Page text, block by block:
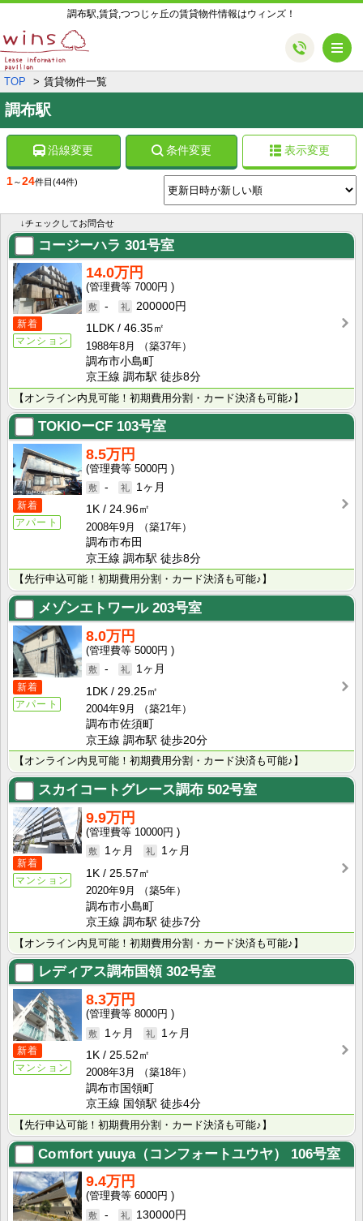
調布駅,賃貸,つつじヶ丘の賃貸物件情報はウィンズ！
TOP 賃貸物件一覧
調布駅
沿線変更 条件変更 表示変更
1～24件目 (44件)
↓チェックしてお問合せ
コージーハラ 301号室
新着
マンション
14.0万円
7000円
-
200000円
1LDK
46.35㎡
1988年8月
（築37年）
調布市小島町
京王線 調布駅 徒歩8分
【オンライン内見可能！初期費用分割・カード決済も可能♪】
TOKIOーCF 103号室
新着
アパート
8.5万円
5000円
-
1ヶ月
1K
24.96㎡
2008年9月
（築17年）
調布市布田
京王線 調布駅 徒歩8分
【先行申込可能！初期費用分割・カード決済も可能♪】
メゾンエトワール 203号室
新着
アパート
8.0万円
5000円
-
1ヶ月
1DK
29.25㎡
2004年9月
（築21年）
調布市佐須町
京王線 調布駅 徒歩20分
【オンライン内見可能！初期費用分割・カード決済も可能♪】
スカイコートグレース調布 502号室
新着
マンション
9.9万円
10000円
1ヶ月
1ヶ月
1K
25.57㎡
2020年9月
（築5年）
調布市小島町
京王線 調布駅 徒歩7分
【オンライン内見可能！初期費用分割・カード決済も可能♪】
レディアス調布国領 302号室
新着
マンション
8.3万円
8000円
1ヶ月
1ヶ月
1K
25.52㎡
2008年3月
（築18年）
調布市国領町
京王線 国領駅 徒歩4分
【先行申込可能！初期費用分割・カード決済も可能♪】
Coｍfort yuuya（コンフォートユウヤ） 106号室
9.4万円
6000円
-
130000円